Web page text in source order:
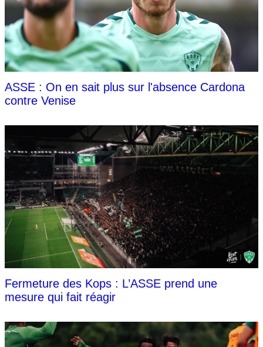
ASSE : On en sait plus sur l'absence Cardona
contre Venise
Fermeture des Kops : L’ASSE prend une
mesure qui fait réagir